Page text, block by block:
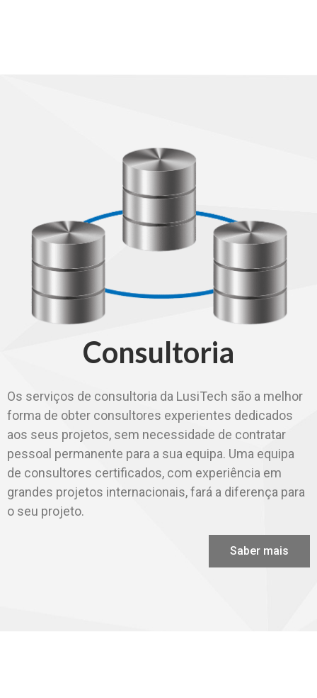
Consultoria
Os serviços de consultoria da LusiTech são a melhor
forma de obter consultores experientes dedicados
aos seus projetos, sem necessidade de contratar
pessoal permanente para a sua equipa. Uma equipa
de consultores certificados, com experiência em
grandes projetos internacionais, fará a diferença para
o seu projeto.
Saber mais